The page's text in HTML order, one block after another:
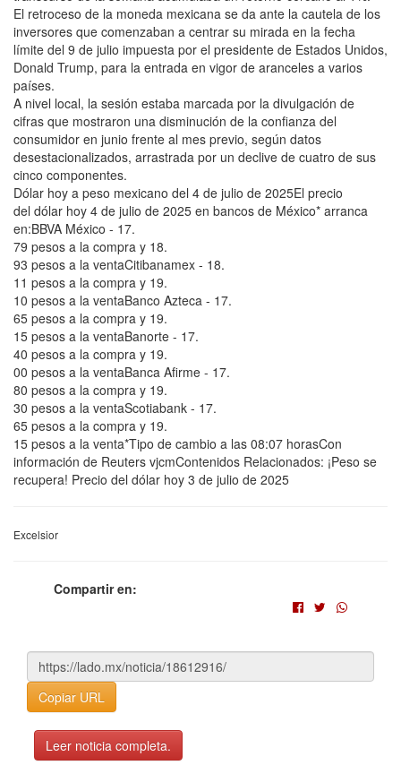
El retroceso de la moneda mexicana se da ante la cautela de los
inversores que comenzaban a centrar su mirada en la fecha
límite del 9 de julio impuesta por el presidente de Estados Unidos,
Donald Trump, para la entrada en vigor de aranceles a varios
países.
A nivel local, la sesión estaba marcada por la divulgación de
cifras que mostraron una disminución de la confianza del
consumidor en junio frente al mes previo, según datos
desestacionalizados, arrastrada por un declive de cuatro de sus
cinco componentes.
Dólar hoy a peso mexicano del 4 de julio de 2025El precio
del dólar hoy 4 de julio de 2025 en bancos de México* arranca
en:BBVA México - 17.
79 pesos a la compra y 18.
93 pesos a la ventaCitibanamex - 18.
11 pesos a la compra y 19.
10 pesos a la ventaBanco Azteca - 17.
65 pesos a la compra y 19.
15 pesos a la ventaBanorte - 17.
40 pesos a la compra y 19.
00 pesos a la ventaBanca Afirme - 17.
80 pesos a la compra y 19.
30 pesos a la ventaScotiabank - 17.
65 pesos a la compra y 19.
15 pesos a la venta*Tipo de cambio a las 08:07 horasCon
información de Reuters vjcmContenidos Relacionados: ¡Peso se
recupera! Precio del dólar hoy 3 de julio de 2025
Excelsior
Compartir en:
Copiar URL
Leer noticia completa.